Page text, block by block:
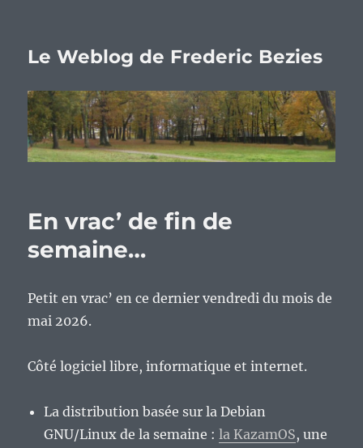
Le Weblog de Frederic Bezies
En vrac’ de fin de
semaine…
Petit en vrac’ en ce dernier vendredi du mois de
mai 2026.
Côté logiciel libre, informatique et internet.
La distribution basée sur la Debian
GNU/Linux de la semaine :la KazamOS, une